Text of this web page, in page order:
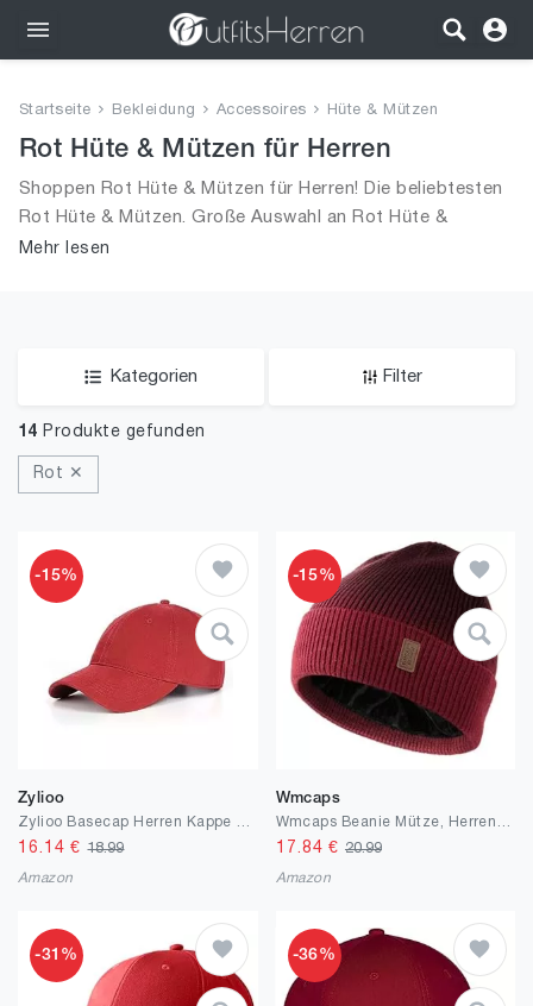
Bekleidung
Wäsche
Schuhe
Startseite Bekleidung Accessoires Hüte & Mützen
Rot Hüte & Mützen für Herren
Shoppen Rot Hüte & Mützen für Herren! Die beliebtesten
Rot Hüte & Mützen. Große Auswahl an Rot Hüte &
Mützen und alle Trends aus 2026 für Männer!
Mehr lesen
Kategorien Filter
14 Produkte gefunden
Rot ✕
-15%
Zylioo
16.14 €18.99
Amazon
-15%
Wmcaps
17.84 € 20.99
Amazon
-31% -36%